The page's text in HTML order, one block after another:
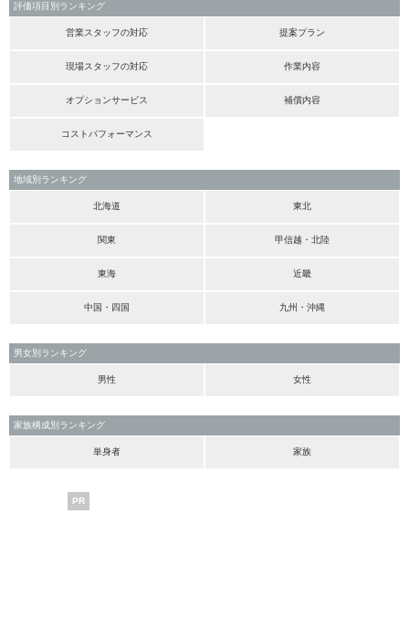
評価項目別ランキング
営業スタッフの対応 提案プラン
現場スタッフの対応 作業内容
オプションサービス 補償内容
コストパフォーマンス
地域別ランキング
北海道 東北
関東 甲信越・北陸
東海 近畿
中国・四国 九州・沖縄
男女別ランキング
男性 女性
家族構成別ランキング
単身者 家族
PR